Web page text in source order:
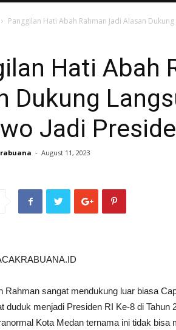
Panggilan Hati Abah Rahman Jadi Alasan
Hati Abah
Dukung
Jadi
- August 11, 2023
Rahman sangat mendukung luar biasa
duduk menjadi Presiden RI Ke-8 di
Kota Medan ternama ini tidak bisa